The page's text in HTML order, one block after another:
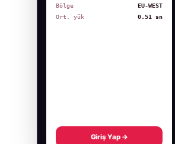
Bölge
EU-WEST
Ort. yük
0.51 sn
Giriş Yap →